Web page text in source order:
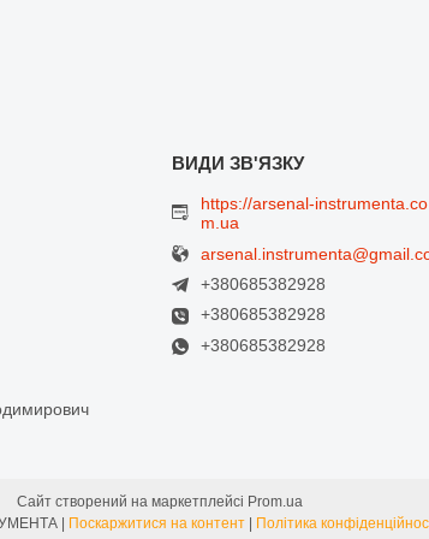
https://arsenal-instrumenta.co
m.ua
+380685382928
+380685382928
+380685382928
Сайт створений на маркетплейсі Prom.ua
Поскаржитися на контент Політика